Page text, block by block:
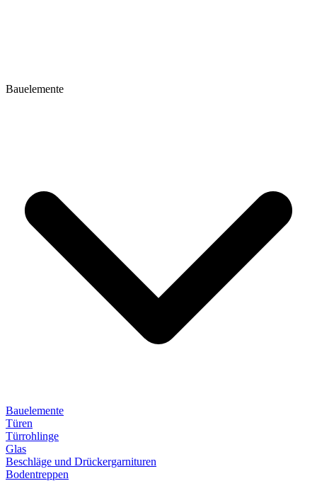
Bauelemente
Bauelemente
Türen
Türrohlinge
Glas
Beschläge und Drückergarnituren
Bodentreppen